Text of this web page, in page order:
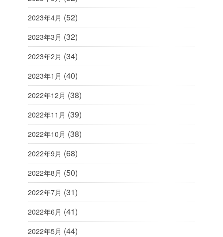
2023年4月 (52)
2023年3月 (32)
2023年2月 (34)
2023年1月 (40)
2022年12月 (38)
2022年11月 (39)
2022年10月 (38)
2022年9月 (68)
2022年8月 (50)
2022年7月 (31)
2022年6月 (41)
2022年5月 (44)